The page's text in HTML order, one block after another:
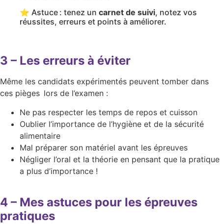
⭐️ Astuce : tenez un carnet de suivi, notez vos
réussites, erreurs et points à améliorer.
3 – Les erreurs à éviter
Même les candidats expérimentés peuvent tomber dans
ces pièges lors de l’examen :
Ne pas respecter les temps de repos et cuisson
Oublier l’importance de l’hygiène et de la sécurité
alimentaire
Mal préparer son matériel avant les épreuves
Négliger l’oral et la théorie en pensant que la pratique
a plus d’importance !
4 – Mes astuces pour les épreuves
pratiques